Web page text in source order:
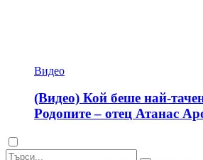
Видео
(Видео) Кой беше най-
Родопите – отец Атанас
Dark
mode